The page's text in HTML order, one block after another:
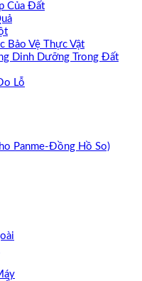
Của Đất
Bảo Vệ Thực Vật
Dinh Dưỡng Trong Đất
Lỗ
Panme-Đồng Hồ So)